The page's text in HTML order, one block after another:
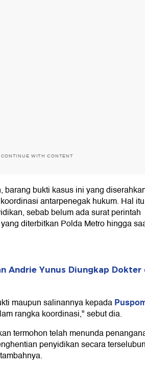
WITH CONTENT
barang bukti kasus ini yang
antarpenegak hukum. Hal itu
sebab belum ada surat perintah
diterbitkan Polda Metro hingga
Andrie Yunus Diungkap Dokter
maupun salinannya kepada
rangka koordinasi," sebut dia.
termohon telah menunda
penyidikan secara